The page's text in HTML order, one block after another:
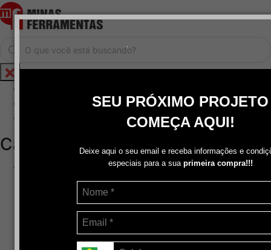
.
SEU PRÓXIMO PROJETO
COMEÇA AQUI!
Deixe aqui o seu email e receba informações e
especiais para a sua primeira compra!!!
Cadastrar / Logar
Central de Atendimento
Categorias
Disco de Corte
Disco de Corte e Desbaste-Dupla Aplicação
Disco de Desbaste
Escovas de Aço
Escovas de Latão